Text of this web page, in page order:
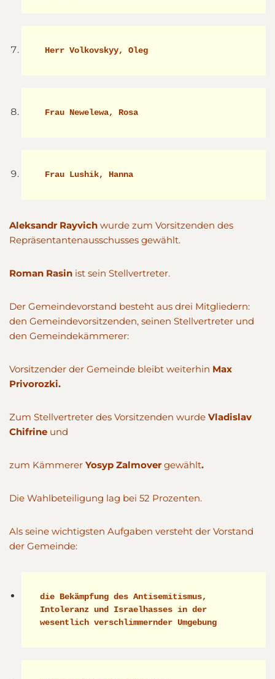
Herr Volkovskyy, Oleg
Frau Newelewa, Rosa
Frau Lushik, Hanna
Aleksandr Rayvich wurde zum Vorsitzenden des
Repräsentantenausschusses gewählt.
Roman Rasin ist sein Stellvertreter.
Der Gemeindevorstand besteht aus drei Mitgliedern:
den Gemeindevorsitzenden, seinen Stellvertreter und
den Gemeindekämmerer:
Vorsitzender der Gemeinde bleibt weiterhin Max
Privorozki.
Zum Stellvertreter des Vorsitzenden wurde Vladislav
Chifrine und
zum Kämmerer Yosyp Zalmover gewählt.
Die Wahlbeteiligung lag bei 52 Prozenten.
Als seine wichtigsten Aufgaben versteht der Vorstand
der Gemeinde:
die Bekämpfung des Antisemitismus,
Intoleranz und Israelhasses in der
wesentlich verschlimmernder Umgebung